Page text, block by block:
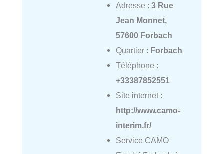
Adresse : 3 Rue
Jean Monnet,
57600 Forbach
Quartier : Forbach
Téléphone :
+33387852551
Site internet :
http://www.camo-
interim.fr/
Service CAMO